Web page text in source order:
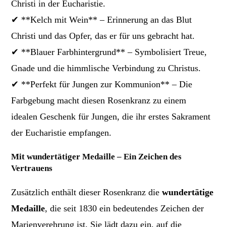
Christi in der Eucharistie.
✔ **Kelch mit Wein** – Erinnerung an das Blut
Christi und das Opfer, das er für uns gebracht hat.
✔ **Blauer Farbhintergrund** – Symbolisiert Treue,
Gnade und die himmlische Verbindung zu Christus.
✔ **Perfekt für Jungen zur Kommunion** – Die
Farbgebung macht diesen Rosenkranz zu einem
idealen Geschenk für Jungen, die ihr erstes Sakrament
der Eucharistie empfangen.
Mit wundertätiger Medaille – Ein Zeichen des
Vertrauens
Zusätzlich enthält dieser Rosenkranz diewundertätige
Medaille, die seit 1830 ein bedeutendes Zeichen der
Marienverehrung ist. Sie lädt dazu ein, auf die